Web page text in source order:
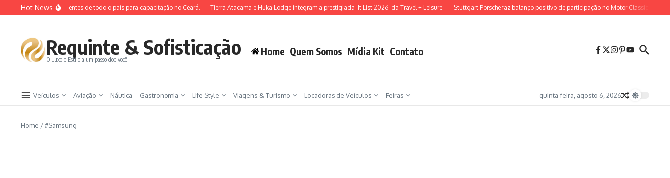
Ir para o conteúdo
Hot News
Viagens leva 400 agentes de todo o país para capacitação no Ceará. Tierra Atacama e Huka Lodge integram a prestigiada ‘It List 2026’ da Travel + Leisure. Stuttgart Porsche faz balanço positivo de participação no Motor Classic Maringá.
Requinte & Sofisticação
O Luxo e Estilo a um passo doe você!
Home Quem Somos Mídia Kit Contato
Veículos Aviação Náutica Gastronomia Life Style Viagens & Turismo Locadoras de Veículos Feiras quinta-feira, agosto 6, 2026
Home /#Samsung